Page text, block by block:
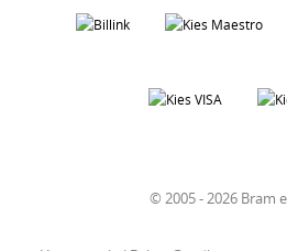
© 2005 - 2026 Bram